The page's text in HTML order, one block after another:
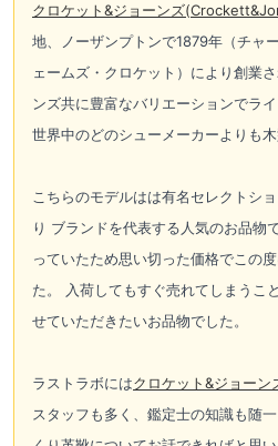
クロケット&ジョーンズ
地、ノーザンプトンで1879年（チャ
ェームズ・クロケット）により創業
ンズ共に豊富なバリエーションでラ
世界中のどのシューメーカーよりも
こちらのモデルはは有名セレクトシ
り ブランドを代表する人気のお品物
っていたため思い切った価格でこの
た。 入荷してもすぐ売れてしまうこ
せていただきたいお品物でした。
ラストラボにはクロケット&ジョー
スタッフも多く、鑑定士の知識も随